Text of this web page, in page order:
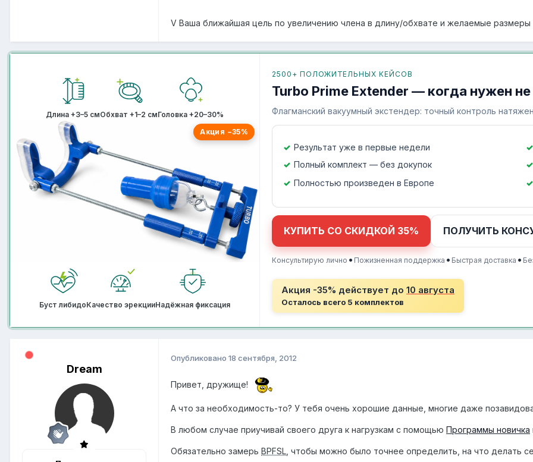
V Ваша ближайшая цель по увеличению члена в длину/обхвате и желаемые размеры
Длина +3–5 смОбхват +1–2 смГоловка +20–30%
Акция −35%
Буст либидоКачество эрекцииНадёжная фиксация
2500+ ПОЛОЖИТЕЛЬНЫХ КЕЙСОВ
Turbo Prime Extender — когда нужен
Флагманский вакуумный экстендер: точный контроль
Результат уже в первые недели
Полный комплект — без докупок
Полностью произведен в Европе
КУПИТЬ СО СКИДКОЙ 35% ПОЛУЧИТЬ
Консультирую лично • Пожизненная поддержка • Быстрая доставка •
Акция -35% действует до 10 августа
Осталось всего 5 комплектов
Dream
Опубликовано 18 сентября, 2012
Привет, дружище!
А что за необходимость-то? У тебя очень хорошие данные, многие даже
В любом случае приучивай своего друга к нагрузкам с помощью Программы новичка
Обязательно замерь BPFSL , чтобы можно было точнее определить, на что делать